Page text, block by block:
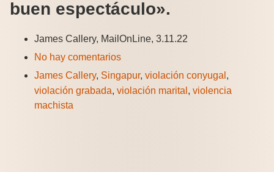
buen espectáculo».
James Callery, MailOnLine, 3.11.22
No hay comentarios
James Callery, Singapur, violación conyugal ,
violación grabada, violación marital , violencia
machista